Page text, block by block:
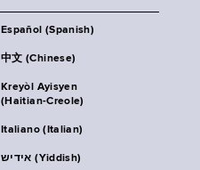
Español (Spanish)
中文 (Chinese)
Kreyòl Ayisyen
(Haitian-Creole)
Italiano (Italian)
אידיש (Yiddish)